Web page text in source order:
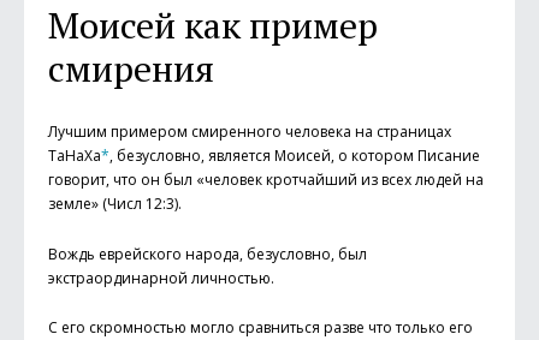
Моисей как пример
смирения
Лучшим примером смиренного человека на страницах
ТаНаХа*, безусловно, является Моисей, о котором Писание
говорит, что он был «человек кротчайший из всех людей на
земле» (Числ 12:3).
Вождь еврейского народа, безусловно, был
экстраординарной личностью.
С его скромностью могло сравниться разве что только его